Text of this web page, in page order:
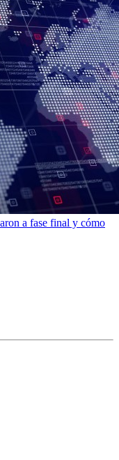
a fase final y cómo